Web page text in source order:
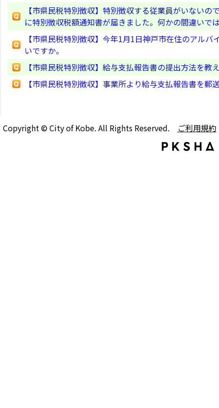
【市県民税特別徴収】特別徴収する従業員がいない
に特別徴収税額通知書が届きました。何かの間違いで
【市県民税特別徴収】今年1月1日神戸市在住のアル
いですか。
【市県民税特別徴収】給与支払報告書の提出方法を教
【市県民税特別徴収】事業所より給与支払報告書を
Copyright © City of Kobe. All Rights Reserved. ご利用規約